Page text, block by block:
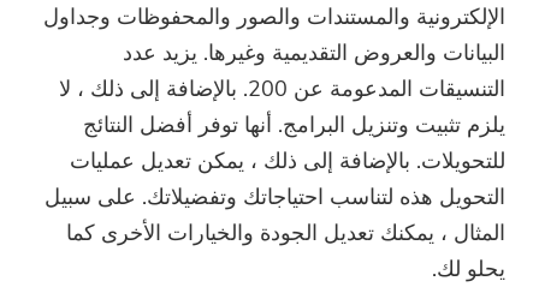
الإلكترونية والمستندات والصور والمحفوظات وجداول
البيانات والعروض التقديمية وغيرها. يزيد عدد
التنسيقات المدعومة عن 200. بالإضافة إلى ذلك ، لا
يلزم تثبيت وتنزيل البرامج. أنها توفر أفضل النتائج
للتحويلات. بالإضافة إلى ذلك ، يمكن تعديل عمليات
التحويل هذه لتناسب احتياجاتك وتفضيلاتك. على سبيل
المثال ، يمكنك تعديل الجودة والخيارات الأخرى كما
يحلو لك.